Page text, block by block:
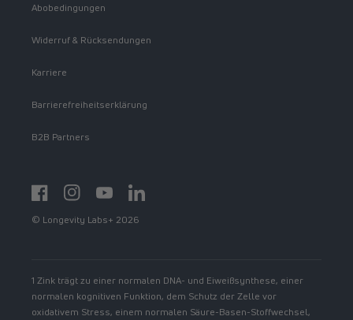
Abobedingungen
Widerruf & Rücksendungen
Karriere
Barrierefreiheitserklärung
B2B Partners
FacebookInstagramYouTubehttps://www.linkedin.com/showcase/
© Longevity Labs+ 2026
1 Zink trägt zu einer normalen DNA- und Eiweißsynthese, einer
normalen kognitiven Funktion, dem Schutz der Zelle vor
oxidativem Stress, einem normalen Säure-Basen-Stoffwechsel,